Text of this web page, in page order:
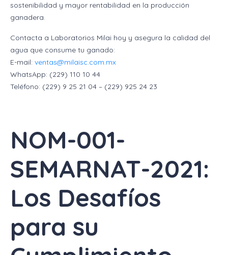
sostenibilidad y mayor rentabilidad en la producción
ganadera.
Contacta a Laboratorios Milai hoy y asegura la calidad del
agua que consume tu ganado:
E-mail: ventas@milaisc.com.mx
WhatsApp: (229) 110 10 44
Teléfono: (229) 9 25 21 04 – (229) 925 24 23
NOM-001-
SEMARNAT-2021:
Los Desafíos
para su